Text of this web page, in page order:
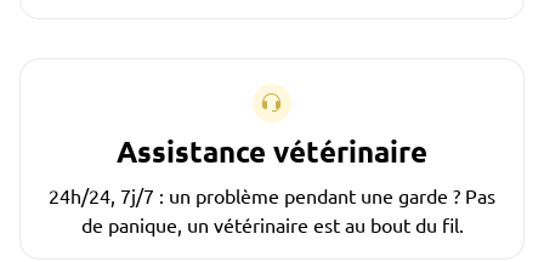
Assistance vétérinaire
24h/24, 7j/7 : un problème pendant une garde ? Pas
de panique, un vétérinaire est au bout du fil.